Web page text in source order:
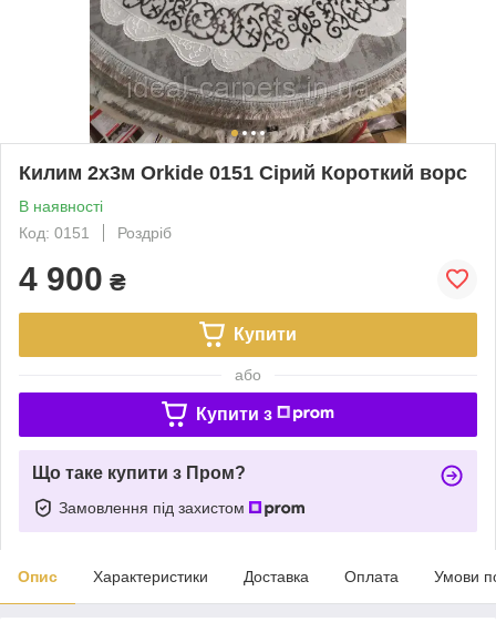
Килим 2х3м Orkide 0151 Сірий Короткий ворс
В наявності
Код: 0151
Роздріб
4 900 ₴
Купити
або
Купити з
Що таке купити з Пром?
Замовлення під захистом
Опис Характеристики Доставка Оплата Умови